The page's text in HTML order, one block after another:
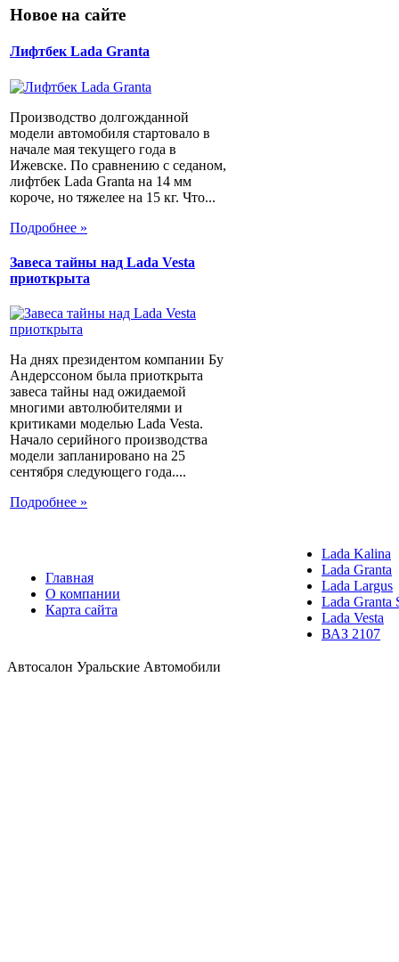
Новое на сайте
Лифтбек Lada Granta
Производство долгожданной
модели автомобиля стартовало в
начале мая текущего года в
Ижевске. По сравнению с седаном,
лифтбек Lada Granta на 14 мм
короче, но тяжелее на 15 кг. Что...
Подробнее »
Завеса тайны над Lada Vesta
приоткрыта
На днях президентом компании Бу
Андерссоном была приоткрыта
завеса тайны над ожидаемой
многими автолюбителями и
критиками моделью Lada Vesta.
Начало серийного производства
модели запланировано на 25
сентября следующего года....
Подробнее »
Главная
О компании
Карта сайта
Lada Kalina
Lada Granta
Lada Largus
Lada Granta
Lada Vesta
ВАЗ 2107
Автосалон Уральские Автомобили